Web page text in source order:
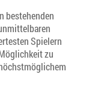
bestehenden
Spielern
zu